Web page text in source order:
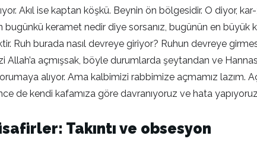
Akıl ise kaptan köşkü. Beynin ön bölgesidir. O diyor,
keramet nedir diye sorsanız, bugünün en
Ruh burada nasıl devreye giriyor? Ruhun devreye
açmışsak, böyle durumlarda şeytandan ve
alıyor. Ama kalbimizi rabbimize açmamız lazım.
de kendi kafamıza göre davranıyoruz ve hata
Takıntı ve obsesyon